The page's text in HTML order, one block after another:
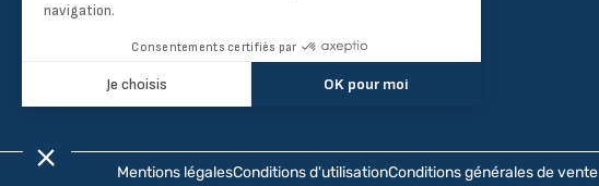
Mentions légalesConditions d'utilisationConditions générales de vente